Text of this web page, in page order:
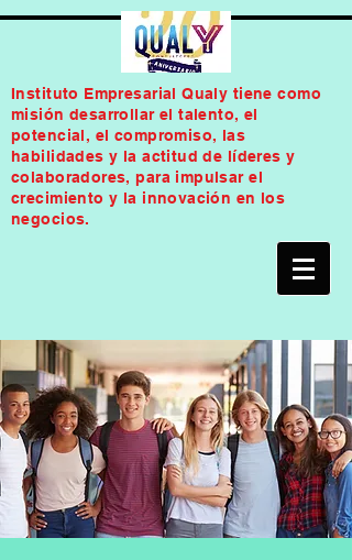
Instituto Empresarial Qualy tiene como
misión desarrollar el talento, el
potencial, el compromiso, las
habilidades y la actitud de líderes y
colaboradores, para impulsar el
crecimiento y la innovación en los
negocios.